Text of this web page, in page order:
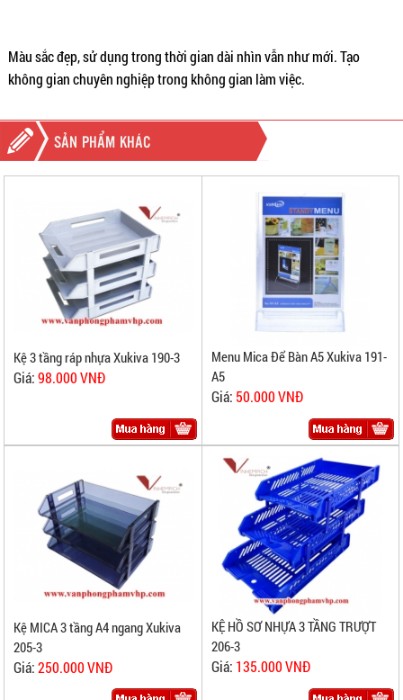
Màu sắc đẹp, sử dụng trong thời gian dài nhìn vẫn như mới. Tạo
không gian chuyên nghiệp trong không gian làm việc.
SẢN PHẨM KHÁC
Kệ 3 tầng ráp nhựa Xukiva 190-3
Giá:98.000 VNĐ
Menu Mica Để Bàn A5 Xukiva 191-
A5
Giá: 50.000 VNĐ
Kệ MICA 3 tầng A4 ngang Xukiva
205-3
Giá:250.000 VNĐ
KỆ HỒ SƠ NHỰA 3 TẦNG TRƯỢT
206-3
Giá: 135.000 VNĐ